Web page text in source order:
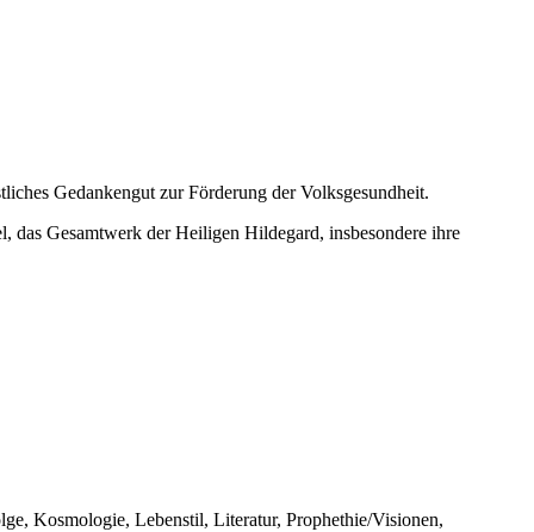
Gedankengut zur Förderung der Volksgesundheit.
Gesamtwerk der Heiligen Hildegard, insbesondere ihre
Kosmologie, Lebenstil, Literatur, Prophethie/Visionen,